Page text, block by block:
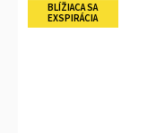
BLÍŽIACA SA
EXSPIRÁCIA